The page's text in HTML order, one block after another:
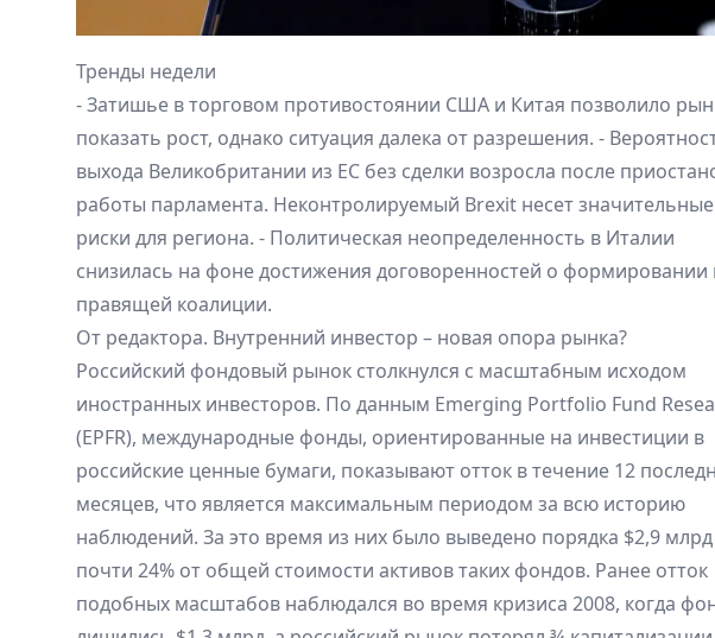
Тренды недели
- Затишье в торговом противостоянии США и Китая позволило
показать рост, однако ситуация далека от разрешения. -
выхода Великобритании из ЕС без сделки возросла после
работы парламента. Неконтролируемый Brexit несет значительные
риски для региона. - Политическая неопределенность в Италии
снизилась на фоне достижения договоренностей о формировании
правящей коалиции.
От редактора. Внутренний инвестор – новая опора рынка?
Российский фондовый рынок столкнулся с масштабным исходом
иностранных инвесторов. По данным Emerging Portfolio Fund
(EPFR), международные фонды, ориентированные на инвестиции в
российские ценные бумаги, показывают отток в течение 12
месяцев, что является максимальным периодом за всю историю
наблюдений. За это время из них было выведено порядка $2,9
почти 24% от общей стоимости активов таких фондов. Ранее отток
подобных масштабов наблюдался во время кризиса 2008, когда